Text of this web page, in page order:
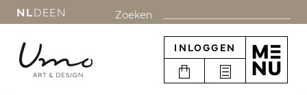
NLDEEN Zoeken
INLOGGEN